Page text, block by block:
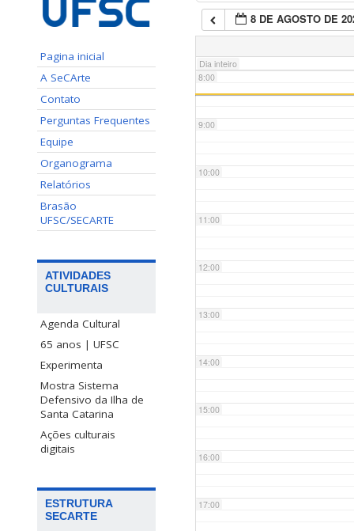
Pagina inicial
A SeCArte
Contato
Perguntas Frequentes
Equipe
Organograma
Relatórios
Brasão
UFSC/SECARTE
ATIVIDADES
CULTURAIS
Agenda Cultural
65 anos | UFSC
Experimenta
Mostra Sistema
Defensivo da Ilha de
Santa Catarina
Ações culturais
digitais
ESTRUTURA
SECARTE
8 DE AGOSTO DE
Dia inteiro
7:00
8:00
9:00
10:00
11:00
12:00
13:00
14:00
15:00
16:00
17:00